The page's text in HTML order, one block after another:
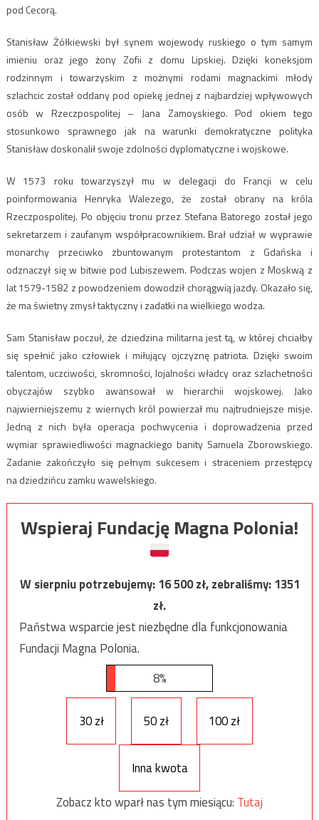
pod Cecorą.
Stanisław Żółkiewski był synem wojewody ruskiego o tym samym
imieniu oraz jego żony Zofii z domu Lipskiej. Dzięki koneksjom
rodzinnym i towarzyskim z możnymi rodami magnackimi młody
szlachcic został oddany pod opiekę jednej z najbardziej wpływowych
osób w Rzeczpospolitej – Jana Zamoyskiego. Pod okiem tego
stosunkowo sprawnego jak na warunki demokratyczne polityka
Stanisław doskonalił swoje zdolności dyplomatyczne i wojskowe.
W 1573 roku towarzyszył mu w delegacji do Francji w celu
poinformowania Henryka Walezego, że został obrany na króla
Rzeczpospolitej. Po objęciu tronu przez Stefana Batorego został jego
sekretarzem i zaufanym współpracownikiem. Brał udział w wyprawie
monarchy przeciwko zbuntowanym protestantom z Gdańska i
odznaczył się w bitwie pod Lubiszewem. Podczas wojen z Moskwą z
lat 1579-1582 z powodzeniem dowodził chorągwią jazdy. Okazało się,
że ma świetny zmysł taktyczny i zadatki na wielkiego wodza.
Sam Stanisław poczuł, że dziedzina militarna jest tą, w której chciałby
się spełnić jako człowiek i miłujący ojczyznę patriota. Dzięki swoim
talentom, uczciwości, skromności, lojalności władcy oraz szlachetności
obyczajów szybko awansował w hierarchii wojskowej. Jako
najwierniejszemu z wiernych król powierzał mu najtrudniejsze misje.
Jedną z nich była operacja pochwycenia i doprowadzenia przed
wymiar sprawiedliwości magnackiego banity Samuela Zborowskiego.
Zadanie zakończyło się pełnym sukcesem i straceniem przestępcy
na dziedzińcu zamku wawelskiego.
Wspieraj Fundację Magna Polonia!
W sierpniu potrzebujemy:16 500zł, zebraliśmy:1351
zł.
Państwa wsparcie jest niezbędne dla funkcjonowania
Fundacji Magna Polonia.
8%
30 zł 50 zł 100 zł
Inna kwota
Zobacz kto wparł nas tym miesiącu: Tutaj